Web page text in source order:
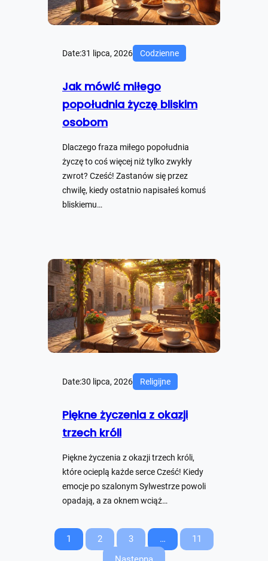
Date:31 lipca, 2026 Codzienne
Jak mówić miłego
popołudnia życzę bliskim
osobom
Dlaczego fraza miłego popołudnia
życzę to coś więcej niż tylko zwykły
zwrot? Cześć! Zastanów się przez
chwilę, kiedy ostatnio napisałeś komuś
bliskiemu…
Date:30 lipca, 2026 Religijne
Piękne życzenia z okazji
trzech króli
Piękne życzenia z okazji trzech króli,
które ocieplą każde serce Cześć! Kiedy
emocje po szalonym Sylwestrze powoli
opadają, a za oknem wciąż…
1 2 3 …
11